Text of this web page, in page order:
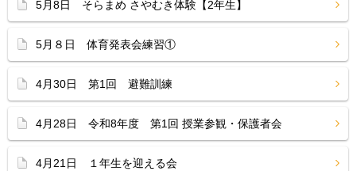
5月8日 そらまめ さやむき体験【2年生】
5月８日 体育発表会練習①
4月30日 第1回 避難訓練
4月28日 令和8年度 第1回 授業参観・保護者会
4月21日 １年生を迎える会